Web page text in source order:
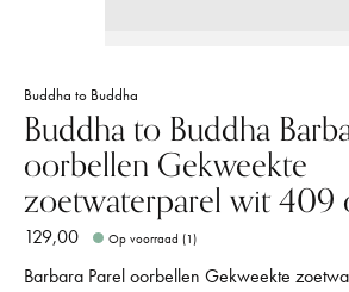
Buddha to Buddha
Buddha to Buddha
oorbellen Gekweekte
zoetwaterparel wit 409
129,00 Op voorraad (1)
Barbara Parel oorbellen Gekweekte